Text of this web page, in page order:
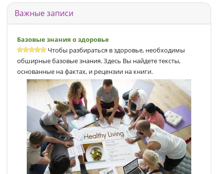
Важные записи
Базовые знания о здоровье
Чтобы разбираться в здоровье, необходимы
обширные базовые знания. Здесь Вы найдете тексты,
основанные на фактах, и рецензии на книги.